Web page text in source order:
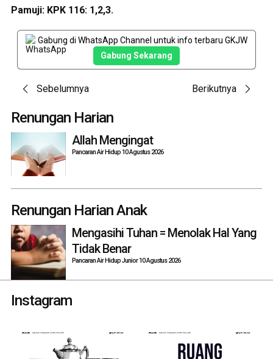
Pamuji: KPK 116: 1,2,3.
Gabung di WhatsApp Channel untuk info terbaru GKJW
Gabung Sekarang
Post
navigation
Sebelumnya Berikutnya
Renungan Harian
Allah Mengingat
Pancaran Air Hidup 10 Agustus 2026
Renungan Harian Anak
Mengasihi Tuhan = Menolak Hal Yang
Tidak Benar
Pancaran Air Hidup Junior 10 Agustus 2026
Instagram